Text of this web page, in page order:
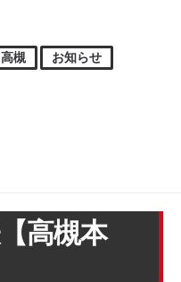
高槻
お知らせ
高槻本